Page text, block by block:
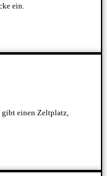
ein.
einen Zeltplatz,